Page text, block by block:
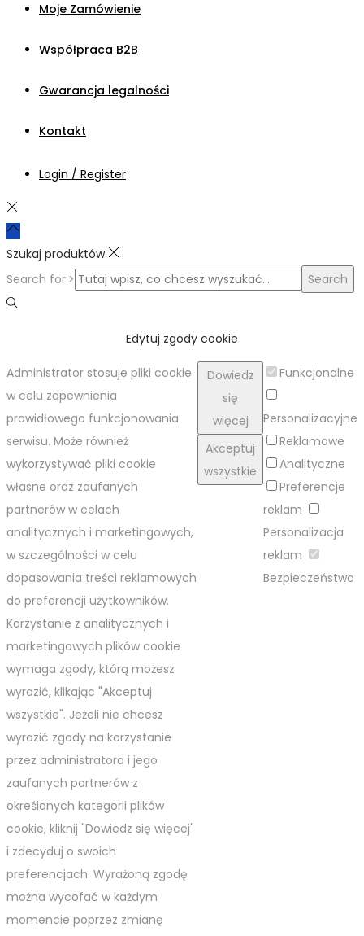
Moje Zamówienie
Współpraca B2B
Gwarancja legalności
Kontakt
Login / Register
Szukaj produktów
Search for:>
Search
Edytuj zgody cookie
Administrator stosuje pliki cookie
w celu zapewnienia
prawidłowego funkcjonowania
serwisu. Może również
wykorzystywać pliki cookie
własne oraz zaufanych
partnerów w celach
analitycznych i marketingowych,
w szczególności w celu
dopasowania treści reklamowych
do preferencji użytkowników.
Korzystanie z analitycznych i
marketingowych plików cookie
wymaga zgody, którą możesz
wyrazić, klikając "Akceptuj
wszystkie". Jeżeli nie chcesz
wyrazić zgody na korzystanie
przez administratora i jego
zaufanych partnerów z
określonych kategorii plików
cookie, kliknij "Dowiedz się więcej"
i zdecyduj o swoich
preferencjach. Wyrażoną zgodę
można wycofać w każdym
momencie poprzez zmianę
Dowiedz
się
więcej
Akceptuj
wszystkie
Funkcjonalne
Personalizacyjne
Reklamowe
Analityczne
Preferencje
reklam
Personalizacja
reklam
Bezpieczeństwo